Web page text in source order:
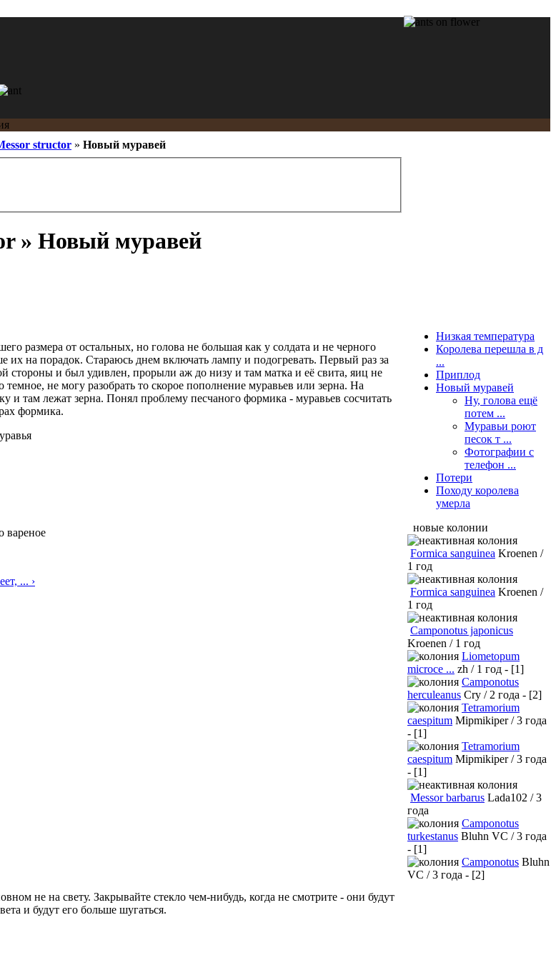
structor » Новый муравей
» Новый муравей
размера от остальных, но голова не большая как у солдата и не черного
их на порадок. Стараюсь днем включать лампу и подогревать. Первый раз за
стороны и был удивлен, прорыли аж до низу и там матка и её свита, яиц не
не могу разобрать то скорое пополнение муравьев или зерна. На
и там лежат зерна. Понял проблему песчаного формика - муравьев сосчитать
формика.
вареное
... ›
не на свету. Закрывайте стекло чем-нибудь, когда не смотрите - они будут
и будут его больше шугаться.
Низкая температура
Королева перешла в д
...
Приплод
Новый муравей
Ну, голова ещё
потем ...
Муравьи роют
песок т ...
Фотографии с
телефон ...
Потери
Походу королева
умерла
новые колонии
Formica sanguinea Kroenen /
1 год
Formica sanguinea Kroenen /
1 год
Camponotus japonicus
Kroenen / 1 год
Liometopum
microce ... zh / 1 год - [1]
Camponotus
herculeanus Cry / 2 года - [2]
Tetramorium
caespitum Mipmikiper / 3 года
- [1]
Tetramorium
caespitum Mipmikiper / 3 года
- [1]
Messor barbarus Lada102 / 3
года
Camponotus
turkestanus Bluhn VC / 3 года
- [1]
Camponotus Bluhn
VC / 3 года - [2]